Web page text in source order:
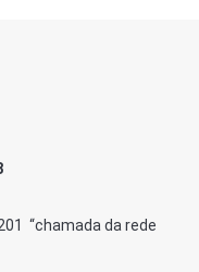
“chamada da rede